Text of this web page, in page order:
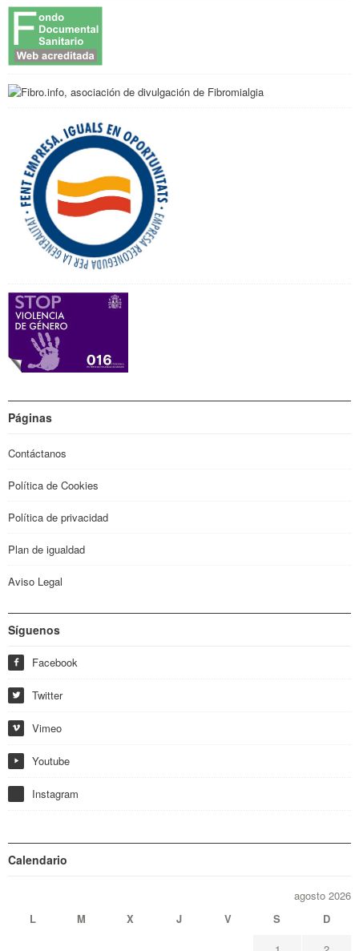
Páginas
Contáctanos
Política de Cookies
Política de privacidad
Plan de igualdad
Aviso Legal
Síguenos
f Facebook
w Twitter
i Vimeo
y Youtube
Instagram
Calendario
agosto 2026
L
M X J V S
D